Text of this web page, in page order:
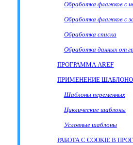
Обработка флажков с
Обработка флажков с
Обработка списка
Обработка данных от
ПРОГРАММА AREF
ПРИМЕНЕНИЕ
Шаблоны переменных
Циклические шаблоны
Условные шаблоны
РАБОТА СCOOKIE В